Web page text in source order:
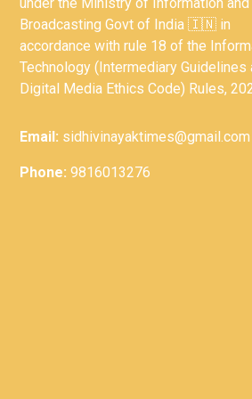
Broadcasting Govt of India 🇮🇳 in
accordance with rule 18 of the
Technology (Intermediary Guidelines
Digital Media Ethics Code) Rules,
Email: sidhivinayaktimes@gmail.com
Phone: 9816013276